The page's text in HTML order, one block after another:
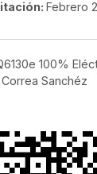
Febrero
100%
Sanchéz